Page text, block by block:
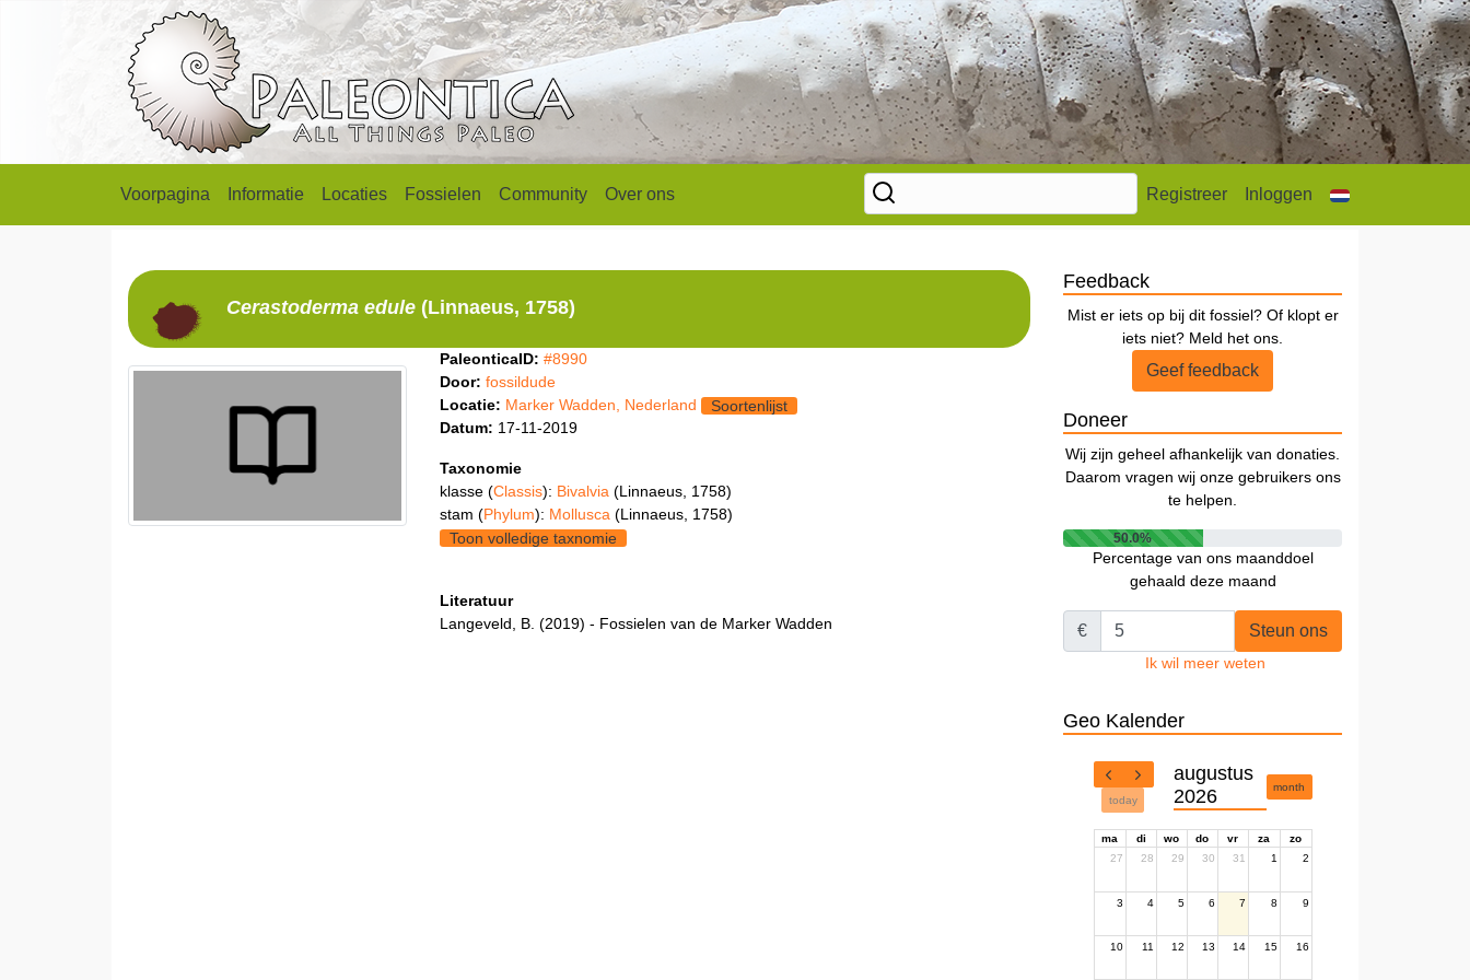
Voorpagina Informatie Locaties Fossielen Community Over ons Registreer Inloggen
Cerastodermaedule (Linnaeus, 1758)
PaleonticaID: #8990
Door: fossildude
Locatie: Marker Wadden, Nederland
Soortenlijst
Datum: 17-11-2019
Taxonomie
klasse (Classis): Bivalvia (Linnaeus, 1758)
stam (Phylum): Mollusca (Linnaeus, 1758)
Toon volledige taxnomie
Literatuur
Langeveld, B. (2019) - Fossielen van de Marker Wadden
Feedback
Mist er iets op bij dit fossiel? Of klopt er
iets niet? Meld het ons.
Geef feedback
Doneer
Wij zijn geheel afhankelijk van donaties.
Daarom vragen wij onze gebruikers ons
te helpen.
50.0%
Percentage van ons maanddoel
gehaald deze maand
€ Steun ons
Ik wil meer weten
Geo Kalender
today
augustus
2026
month
ma di wo do vr za
zo
27
28 29 30 31 1 2
3 4 5 6 7 8 9
10 11 12 13 14 15 16